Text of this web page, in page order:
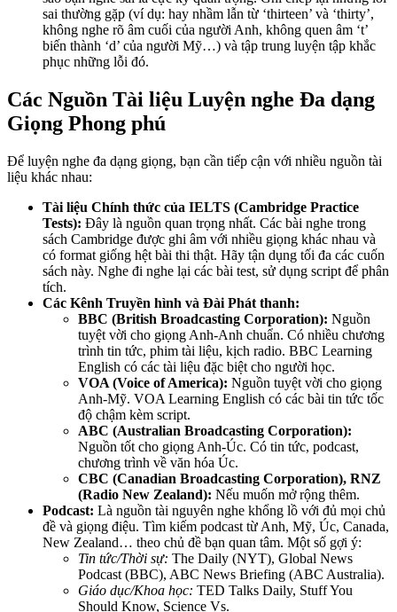
sai thường gặp (ví dụ: hay nhầm lẫn từ ‘thirteen’ và ‘thirty’,
không nghe rõ âm cuối của người Anh, không quen âm ‘t’
biến thành ‘d’ của người Mỹ…) và tập trung luyện tập khắc
phục những lỗi đó.
Các Nguồn Tài liệu Luyện nghe Đa dạng
Giọng Phong phú
Để luyện nghe đa dạng giọng, bạn cần tiếp cận với nhiều nguồn tài
liệu khác nhau:
Tài liệu Chính thức của IELTS (Cambridge Practice
Tests): Đây là nguồn quan trọng nhất. Các bài nghe trong
sách Cambridge được ghi âm với nhiều giọng khác nhau và
có format giống hệt bài thi thật. Hãy tận dụng tối đa các cuốn
sách này. Nghe đi nghe lại các bài test, sử dụng script để phân
tích.
Các Kênh Truyền hình và Đài Phát thanh:
BBC (British Broadcasting Corporation): Nguồn
tuyệt vời cho giọng Anh-Anh chuẩn. Có nhiều chương
trình tin tức, phim tài liệu, kịch radio. BBC Learning
English có các tài liệu đặc biệt cho người học.
VOA (Voice of America): Nguồn tuyệt vời cho giọng
Anh-Mỹ. VOA Learning English có các bài tin tức tốc
độ chậm kèm script.
ABC (Australian Broadcasting Corporation):
Nguồn tốt cho giọng Anh-Úc. Có tin tức, podcast,
chương trình về văn hóa Úc.
CBC (Canadian Broadcasting Corporation), RNZ
(Radio New Zealand): Nếu muốn mở rộng thêm.
Podcast: Là nguồn tài nguyên nghe khổng lồ với đủ mọi chủ
đề và giọng điệu. Tìm kiếm podcast từ Anh, Mỹ, Úc, Canada,
New Zealand… theo chủ đề bạn quan tâm. Một số gợi ý:
Tin tức/Thời sự: The Daily (NYT), Global News
Podcast (BBC), ABC News Briefing (ABC Australia).
Giáo dục/Khoa học: TED Talks Daily, Stuff You
Should Know, Science Vs.